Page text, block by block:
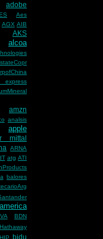
adobe
Aes
AGX AIB
AKS
alcoa
express
amzn
analsis
apple
mittal
ARNA
atg ATI
balores
BDN
bidu